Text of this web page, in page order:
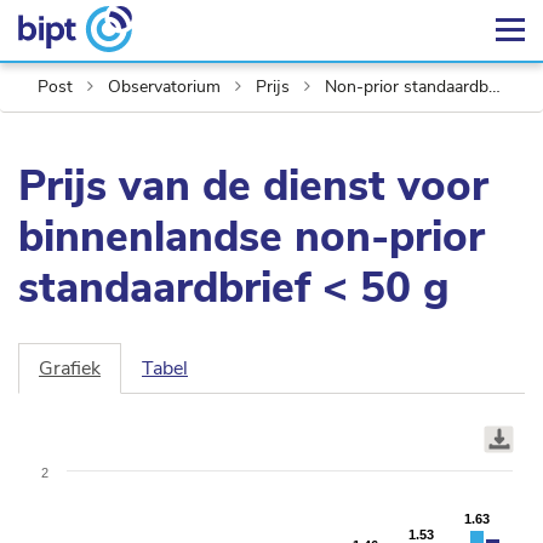
Post Observatorium Prijs Non-prior standaardbrief < 50 g
Prijs van de dienst voor
binnenlandse non-prior
standaardbrief < 50 g
Grafiek Tabel
with
1.53
1.53
1.63
1.63
2